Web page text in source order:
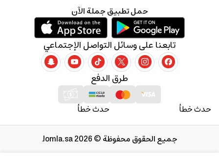
حدث خطأ حدث خطأ
طرق الدفع
تابعنا على وسائل التواصل الإجتماعي
حمل تطبيق جملة الآن
جميع الحقوق محفوظة © 2026 Jomla.sa